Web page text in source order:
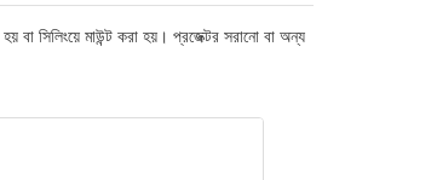
বা সিলিংয়ে মাউন্ট করা হয়। প্রজেক্টর সরানো বা অন্য